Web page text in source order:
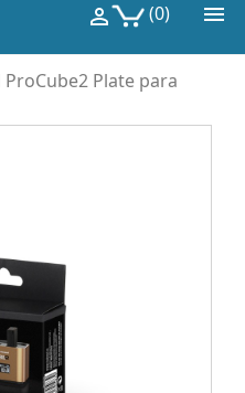

(0)

ProCube2 Plate para